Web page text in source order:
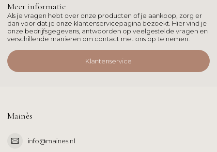
Meer informatie
Als je vragen hebt over onze producten of je aankoop, zorg er
dan voor dat je onze klantenservicepagina bezoekt. Hier vind je
onze bedrijfsgegevens, antwoorden op veelgestelde vragen en
verschillende manieren om contact met ons op te nemen.
Klantenservice
Mainès
info@maines.nl